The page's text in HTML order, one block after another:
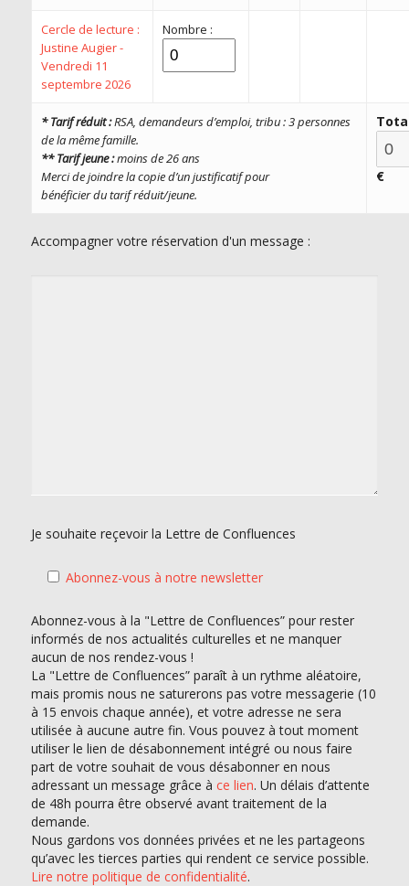
Cercle de lecture :
Justine Augier -
Vendredi 11
septembre 2026
Nombre :
* Tarif réduit :RSA, demandeurs d’emploi, tribu : 3 personnes
de la même famille.
** Tarif jeune :moins de 26 ans
Merci de joindre la copie d’un justificatif pour
bénéficier du tarif réduit/jeune.
€
Accompagner votre réservation d'un message :
Je souhaite reçevoir la Lettre de Confluences
Abonnez-vous à notre newsletter
Abonnez-vous à la "Lettre de Confluences” pour rester
informés de nos actualités culturelles et ne manquer
aucun de nos rendez-vous !
La "Lettre de Confluences” paraît à un rythme aléatoire,
mais promis nous ne saturerons pas votre messagerie (10
à 15 envois chaque année), et votre adresse ne sera
utilisée à aucune autre fin. Vous pouvez à tout moment
utiliser le lien de désabonnement intégré ou nous faire
part de votre souhait de vous désabonner en nous
adressant un message grâce à ce lien. Un délais d’attente
de 48h pourra être observé avant traitement de la
demande.
Nous gardons vos données privées et ne les partageons
qu’avec les tierces parties qui rendent ce service possible.
Lire notre politique de confidentialité.